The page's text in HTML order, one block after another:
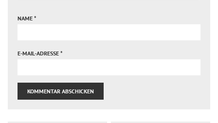
NAME *
E-MAIL-ADRESSE *